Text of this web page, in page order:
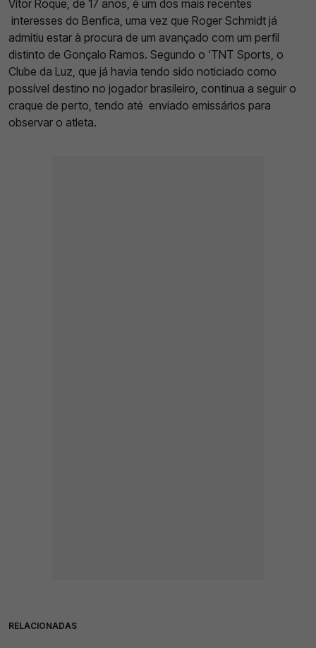
Vítor Roque, de 17 anos, é um dos mais recentes
interesses do Benfica, uma vez que Roger Schmidt já
admitiu estar à procura de um avançado com um perfil
distinto de Gonçalo Ramos. Segundo o ‘TNT Sports, o
Clube da Luz, que já havia tendo sido noticiado como
possível destino no jogador brasileiro, continua a seguir o
craque de perto, tendo até enviado emissários para
observar o atleta.
RELACIONADAS